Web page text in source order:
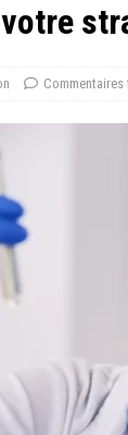
Commentaires